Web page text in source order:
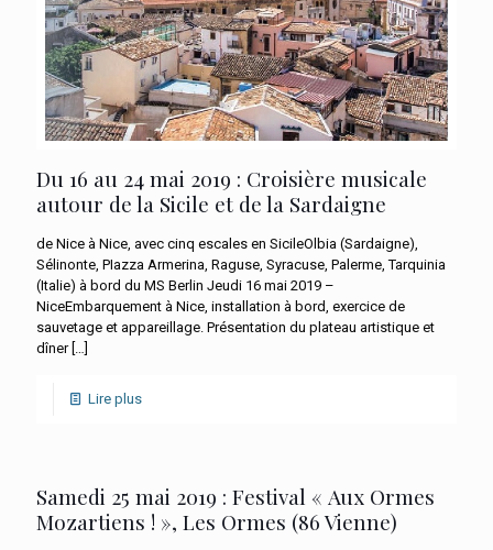
Du 16 au 24 mai 2019 : Croisière musicale
autour de la Sicile et de la Sardaigne
de Nice à Nice, avec cinq escales en SicileOlbia (Sardaigne),
Sélinonte, PIazza Armerina, Raguse, Syracuse, Palerme, Tarquinia
(Italie) à bord du MS Berlin Jeudi 16 mai 2019 –
NiceEmbarquement à Nice, installation à bord, exercice de
sauvetage et appareillage. Présentation du plateau artistique et
dîner[…]
Lire plus
Samedi 25 mai 2019 : Festival « Aux Ormes
Mozartiens ! », Les Ormes (86 Vienne)